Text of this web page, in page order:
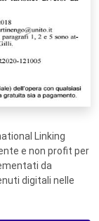
Linking
e non profit per
da
digitali nelle